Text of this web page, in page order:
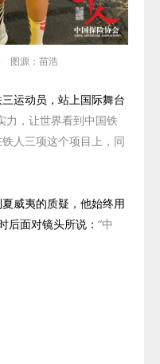
图源：苗浩
运动员，站上国际舞台
力，让世界看到中国铁
人三项这个项目上，同
威夷的质疑，他始终用
后面对镜头所说： “中